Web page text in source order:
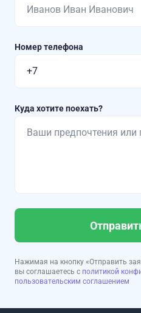
Номер телефона
Куда хотите поехать?
Нажимая на кнопку «Отправить
вы соглашаетесь с политикой
пользовательским соглашением